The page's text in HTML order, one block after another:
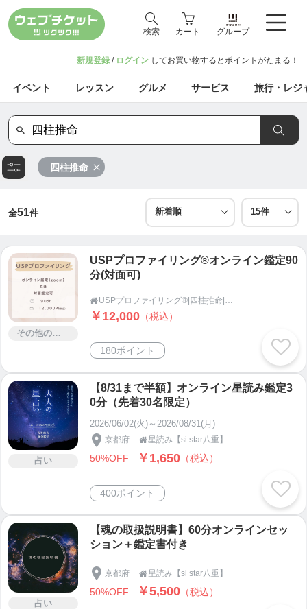
検索 カート グループ
新規登録 / ログイン してお買い物するとポイントがたまる！
イベント レッスン グルメ サービス 旅行・レジ
四柱推命
全51件
その他のサービス
USPプロファイリング®︎オンライン鑑定90
分(対面可)
 USPプロファイリング®︎|四柱推命|行動心理学|naturela|鹿児島
￥12,000 （税込）
180ポイント
占い
【8/31まで半額】オンライン星読み鑑定3
0分（先着30名限定）
2026/06/02(火)～2026/08/31(月)
京都府 星読み【si star八重】
50%OFF ￥1,650 （税込）
400ポイント
占い
【魂の取扱説明書】60分オンラインセッ
ション＋鑑定書付き
京都府 星読み【si star八重】
50%OFF ￥5,500 （税込）